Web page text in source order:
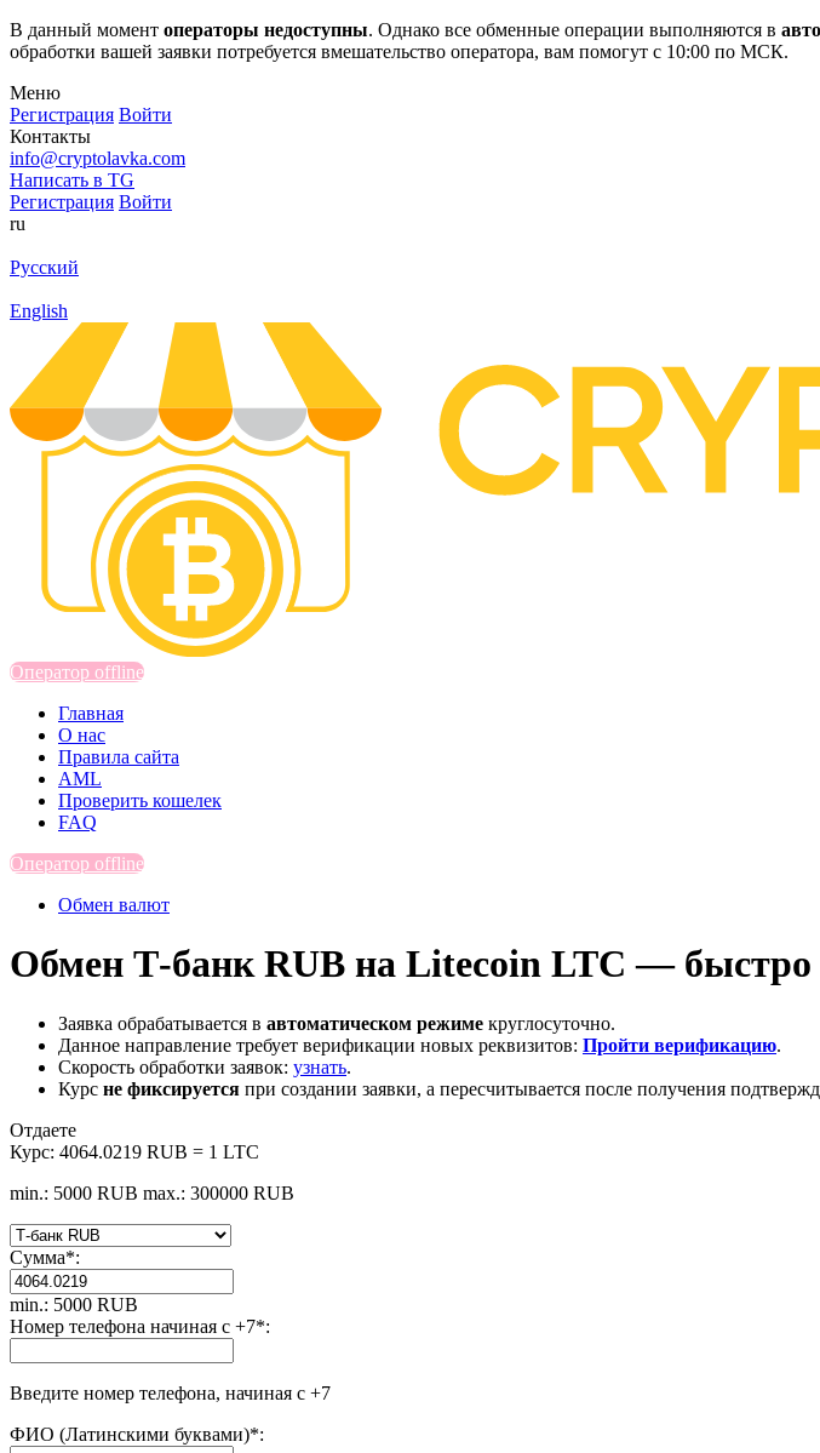
В данный момент операторы недоступны. Однако все обменные операции выполняются в
обработки вашей заявки потребуется вмешательство оператора, вам помогут с 10:00 по МСК.
Меню
Регистрация Войти
Контакты
info@cryptolavka.com
Написать в TG
Регистрация Войти
ru
Русский
English
Оператор offline
Главная
О нас
Правила сайта
AML
Проверить кошелек
FAQ
Оператор offline
Обмен валют
Обмен Т-банк RUB на Litecoin LTC — быстро
Заявка обрабатывается в автоматическом режиме круглосуточно.
Данное направление требует верификации новых реквизитов: Пройти верификацию.
Скорость обработки заявок: узнать.
Курс не фиксируется при создании заявки, а пересчитывается после получения
Отдаете
Курс: 4064.0219 RUB = 1 LTC
min.: 5000 RUB max.: 300000 RUB
Сумма*:
min.: 5000 RUB
Номер телефона начиная с +7*:
Введите номер телефона, начиная с +7
ФИО (Латинскими буквами)*: